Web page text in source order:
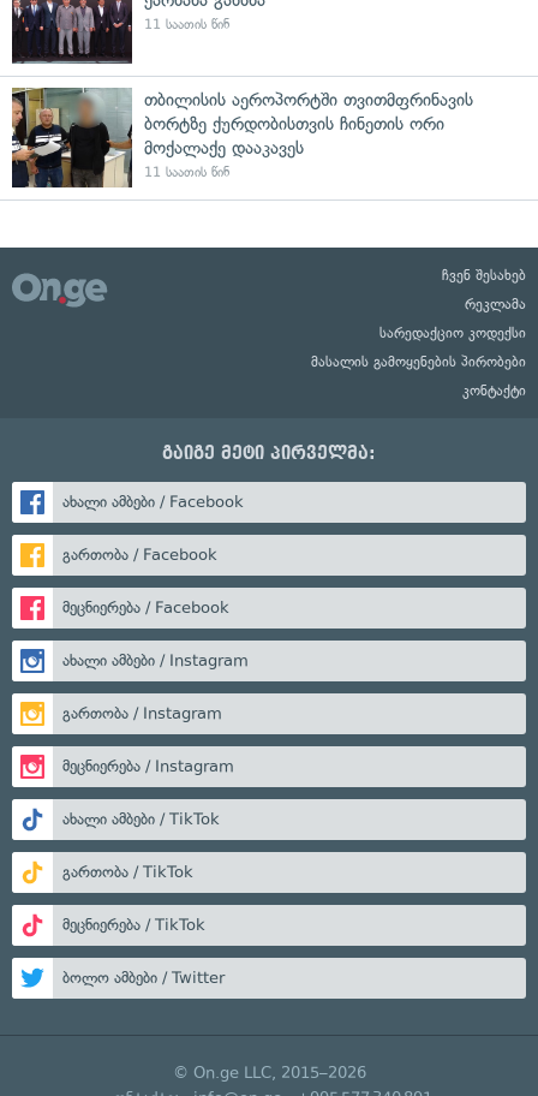
11 საათის წინ
თბილისის აეროპორტში თვითმფრინავის
ბორტზე ქურდობისთვის ჩინეთის ორი
მოქალაქე დააკავეს
11 საათის წინ
ჩვენ შესახებ
რეკლამა
სარედაქციო კოდექსი
მასალის გამოყენების პირობები
კონტაქტი
გაიგე მეტი პირველმა:
ახალი ამბები / Facebook
გართობა / Facebook
მეცნიერება / Facebook
ახალი ამბები / Instagram
გართობა / Instagram
მეცნიერება / Instagram
ახალი ამბები / TikTok
გართობა / TikTok
მეცნიერება / TikTok
ბოლო ამბები / Twitter
© On.ge LLC, 2015–2026